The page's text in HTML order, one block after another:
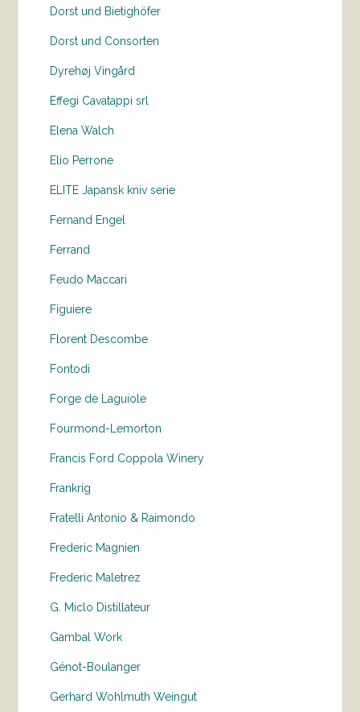
Dorst und Bietighöfer
Dorst und Consorten
Dyrehøj Vingård
Effegi Cavatappi srl
Elena Walch
Elio Perrone
ELITE Japansk kniv serie
Fernand Engel
Ferrand
Feudo Maccari
Figuiere
Florent Descombe
Fontodi
Forge de Laguiole
Fourmond-Lemorton
Francis Ford Coppola Winery
Frankrig
Fratelli Antonio & Raimondo
Frederic Magnien
Frederic Maletrez
G. Miclo Distillateur
Gambal Work
Génot-Boulanger
Gerhard Wohlmuth Weingut